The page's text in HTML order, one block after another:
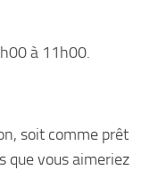
à 11h00.
soit comme prêt
que vous aimeriez